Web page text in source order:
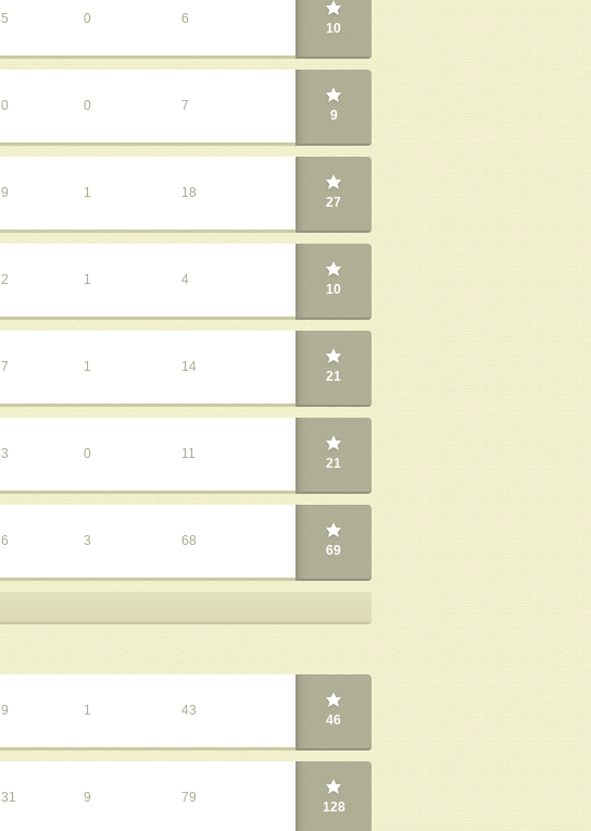
0 6
10
0 7
9
1 18
27
1 4
10
1 14
21
0 11
21
3 68
69
1 43
46
9 79
128